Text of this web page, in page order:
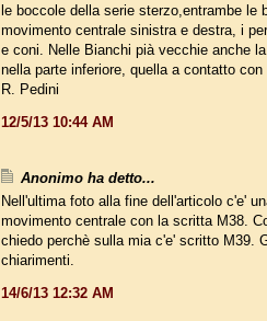
le boccole della serie sterzo,entrambe le
movimento centrale sinistra e destra, i
e coni. Nelle Bianchi pià vecchie anche
nella parte inferiore, quella a contatto con
R. Pedini
12/5/13 10:44 AM
Anonimo ha detto...
Nell'ultima foto alla fine dell'articolo c'e'
movimento centrale con la scritta M38.
chiedo perchè sulla mia c'e' scritto M39.
chiarimenti.
14/6/13 12:32 AM